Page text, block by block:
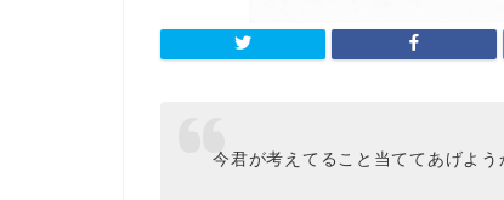
今君が考えてること当ててあげよ